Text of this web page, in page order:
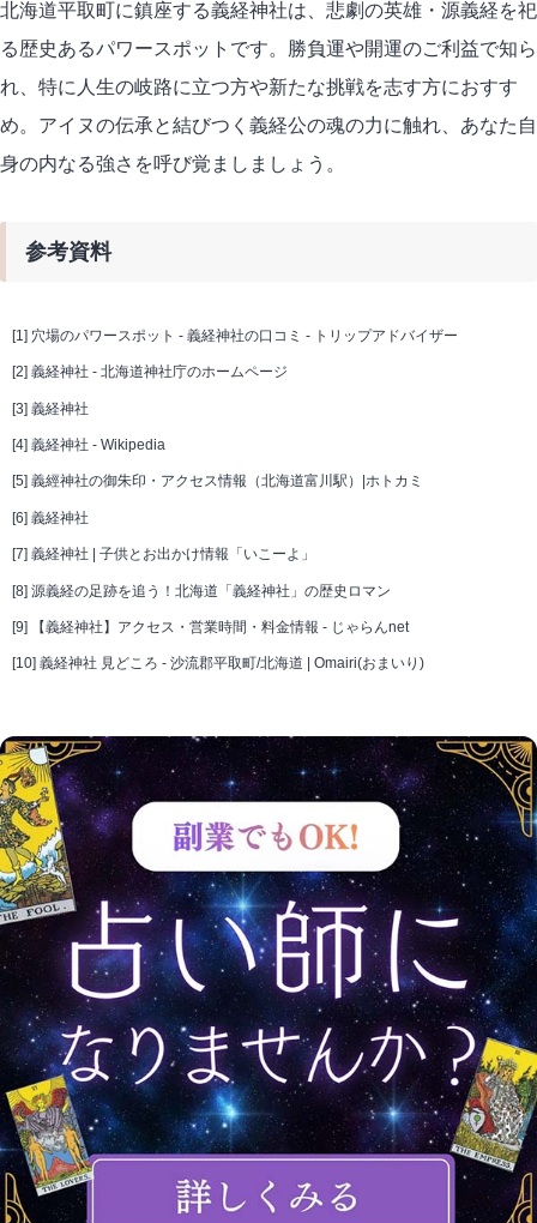
北海道平取町に鎮座する義経神社は、悲劇の英雄・源義経を祀
る歴史あるパワースポットです。勝負運や開運のご利益で知ら
れ、特に人生の岐路に立つ方や新たな挑戦を志す方におすす
め。アイヌの伝承と結びつく義経公の魂の力に触れ、あなた自
身の内なる強さを呼び覚ましましょう。
参考資料
[1] 穴場のパワースポット - 義経神社の口コミ - トリップアドバイザー
[2] 義経神社 - 北海道神社庁のホームページ
[3] 義経神社
[4] 義経神社 - Wikipedia
[5] 義經神社の御朱印・アクセス情報（北海道富川駅）|ホトカミ
[6] 義経神社
[7] 義経神社 | 子供とお出かけ情報「いこーよ」
[8] 源義経の足跡を追う！北海道「義経神社」の歴史ロマン
[9] 【義経神社】アクセス・営業時間・料金情報 - じゃらんnet
[10] 義経神社 見どころ - 沙流郡平取町/北海道 | Omairi(おまいり)